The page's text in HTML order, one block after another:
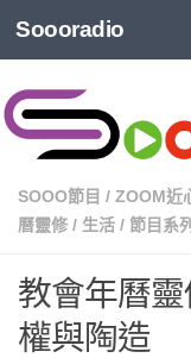
Soooradio
SOOO節目 / ZOOM近
曆靈修 / 生活 / 節目系列
教會年曆
權與陶造